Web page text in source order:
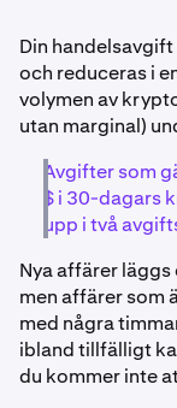
Din
och reduceras i
volymen av
utan marginal)
Avgifter som
$ i 30-dagars
upp i två
Nya affärer
men affärer som
med några
ibland tillfälligt
du kommer inte